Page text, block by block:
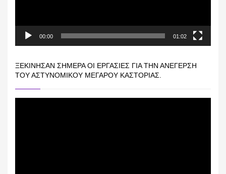
00:00 01:02
ΞΕΚΊΝΗΣΑΝ ΣΉΜΕΡΑ ΟΙ ΕΡΓΑΣΊΕΣ ΓΙΑ ΤΗΝ ΑΝΈΓΕΡΣΗ
ΤΟΥ ΑΣΤΥΝΟΜΙΚΟΎ ΜΕΓΆΡΟΥ ΚΑΣΤΟΡΙΆΣ.